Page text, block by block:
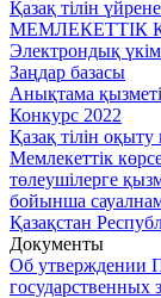
Қазақ тілін
МЕМЛЕКЕТТІК
Электрондық
Заңдар базасы
Анықтама қызметі
Конкурс 2022
Қазақ тілін
Мемлекеттік
төлеушілерге
бойынша
Қазақстан
Документы
Об утверждении
государственных